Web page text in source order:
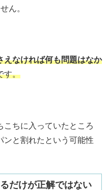
ん。
えなければ何も問題はなか
す。
こちに入っていたところ
ンと割れたという可能性
だけが正解ではない